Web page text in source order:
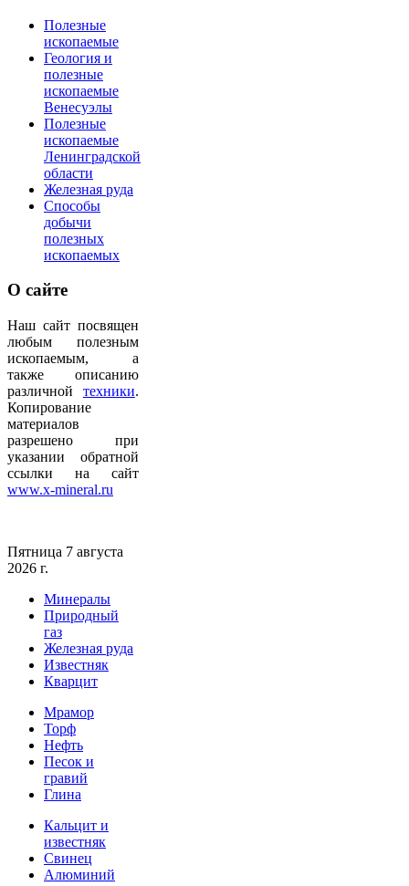
Полезные
ископаемые
Геология и
полезные
ископаемые
Венесуэлы
Полезные
ископаемые
Ленинградской
области
Железная руда
Способы
добычи
полезных
ископаемых
О сайте
Наш сайт посвящен
любым полезным
ископаемым, а
также описанию
различной техники.
Копирование
материалов
разрешено при
указании обратной
ссылки на сайт
www.x-mineral.ru
Пятница 7 августа
2026 г.
Минералы
Природный
газ
Железная руда
Известняк
Кварцит
Мрамор
Торф
Нефть
Песок и
гравий
Глина
Кальцит и
известняк
Свинец
Алюминий